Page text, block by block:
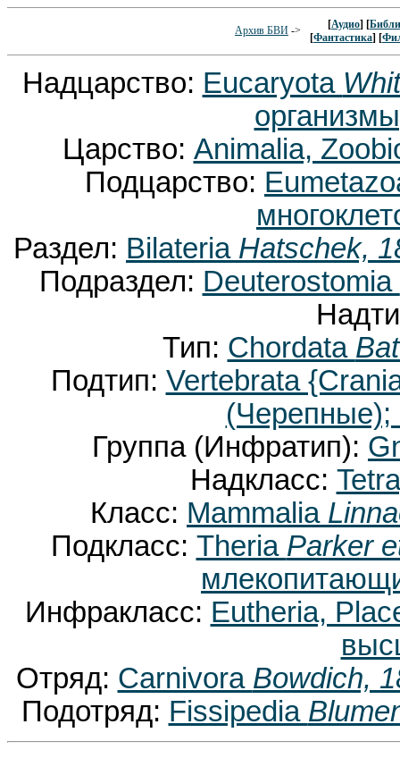
Архив БВИ -> [Аудио] [
[Фантастика] [
Надцарство: Eucaryota
Царство: Animalia,
Подцарство:
Раздел: Bilateria Hatschek,
Подраздел: Deuterostomia
Тип: Chordata
Подтип: Vertebrata
(Черепные);
Группа (Инфратип):
Надкласс:
Класс: Mammalia
Подкласс: Theria Parker
Инфракласс: Eutheria,
Отряд: Carnivora Bowdich,
Подотряд: Fissipedia